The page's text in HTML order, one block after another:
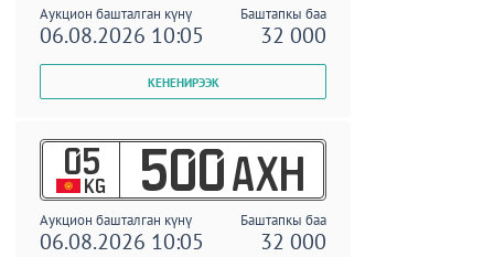
Аукцион башталган күнү Баштапкы баа
06.08.2026 10:05 32 000
05
KG 500 AXH
Аукцион башталган күнү Баштапкы баа
06.08.2026 10:05 32 000